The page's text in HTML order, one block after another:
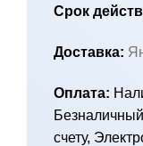
Срок
Доставка:
Оплата:
счету,